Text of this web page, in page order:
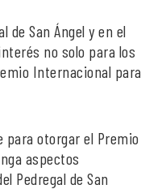
de San Ángel y en el
no solo para los
Internacional para
para otorgar el Premio
aspectos
Pedregal de San